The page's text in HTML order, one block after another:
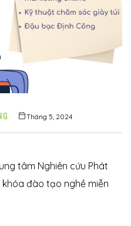
Tháng 5, 2024
tâm Nghiên cứu Phát
đào tạo nghề miễn